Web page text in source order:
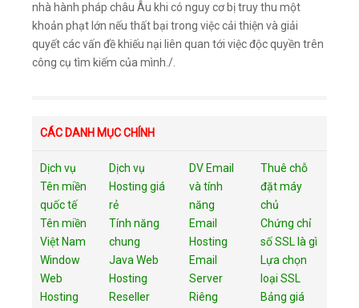
nhà hành pháp châu Âu khi có nguy cơ bị truy thu một
khoản phạt lớn nếu thất bại trong việc cải thiện và giải
quyết các vấn đề khiếu nại liên quan tới việc độc quyền trên
công cụ tìm kiếm của mình./.
CÁC DANH MỤC CHÍNH
Dịch vụ
Tên miền
quốc tế
Tên miền
Việt Nam
Window
Web
Hosting
Dịch vụ
Hosting giá
rẻ
Tính năng
chung
Java Web
Hosting
Reseller
DV Email
và tính
năng
Email
Hosting
Email
Server
Riêng
Thuê chỗ
đặt máy
chủ
Chứng chỉ
số SSL là gì
Lựa chọn
loại SSL
Bảng giá